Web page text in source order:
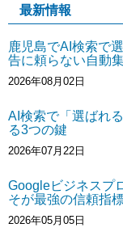
最新情報
鹿児島でAI検索で
告に頼らない自動
2026年08月02日
AI検索で「選ばれ
る3つの鍵
2026年07月22日
Googleビジネスプ
そが最強の信頼指
2026年05月05日